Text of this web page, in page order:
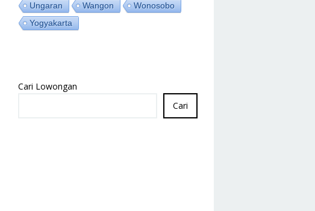
Ungaran
Wangon
Wonosobo
Yogyakarta
Cari Lowongan
Cari